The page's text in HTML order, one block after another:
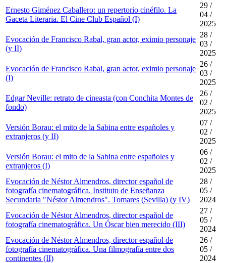
Ernesto Giménez Caballero: un repertorio cinéfilo. La
Gaceta Literaria. El Cine Club Español (I)
29 /
04 /
2025
Evocación de Francisco Rabal, gran actor, eximio personaje
(y II)
28 /
03 /
2025
Evocación de Francisco Rabal, gran actor, eximio personaje
(I)
26 /
03 /
2025
Edgar Neville: retrato de cineasta (con Conchita Montes de
fondo)
26 /
02 /
2025
Versión Borau: el mito de la Sabina entre españoles y
extranjeros (y II)
07 /
02 /
2025
Versión Borau: el mito de la Sabina entre españoles y
extranjeros (I)
06 /
02 /
2025
Evocación de Néstor Almendros, director español de
fotografía cinematográfica. Instituto de Enseñanza
Secundaria "Néstor Almendros". Tomares (Sevilla) (y IV)
28 /
05 /
2024
Evocación de Néstor Almendros, director español de
fotografía cinematográfica. Un Óscar bien merecido (III)
27 /
05 /
2024
Evocación de Néstor Almendros, director español de
fotografía cinematográfica. Una filmografía entre dos
continentes (II)
26 /
05 /
2024